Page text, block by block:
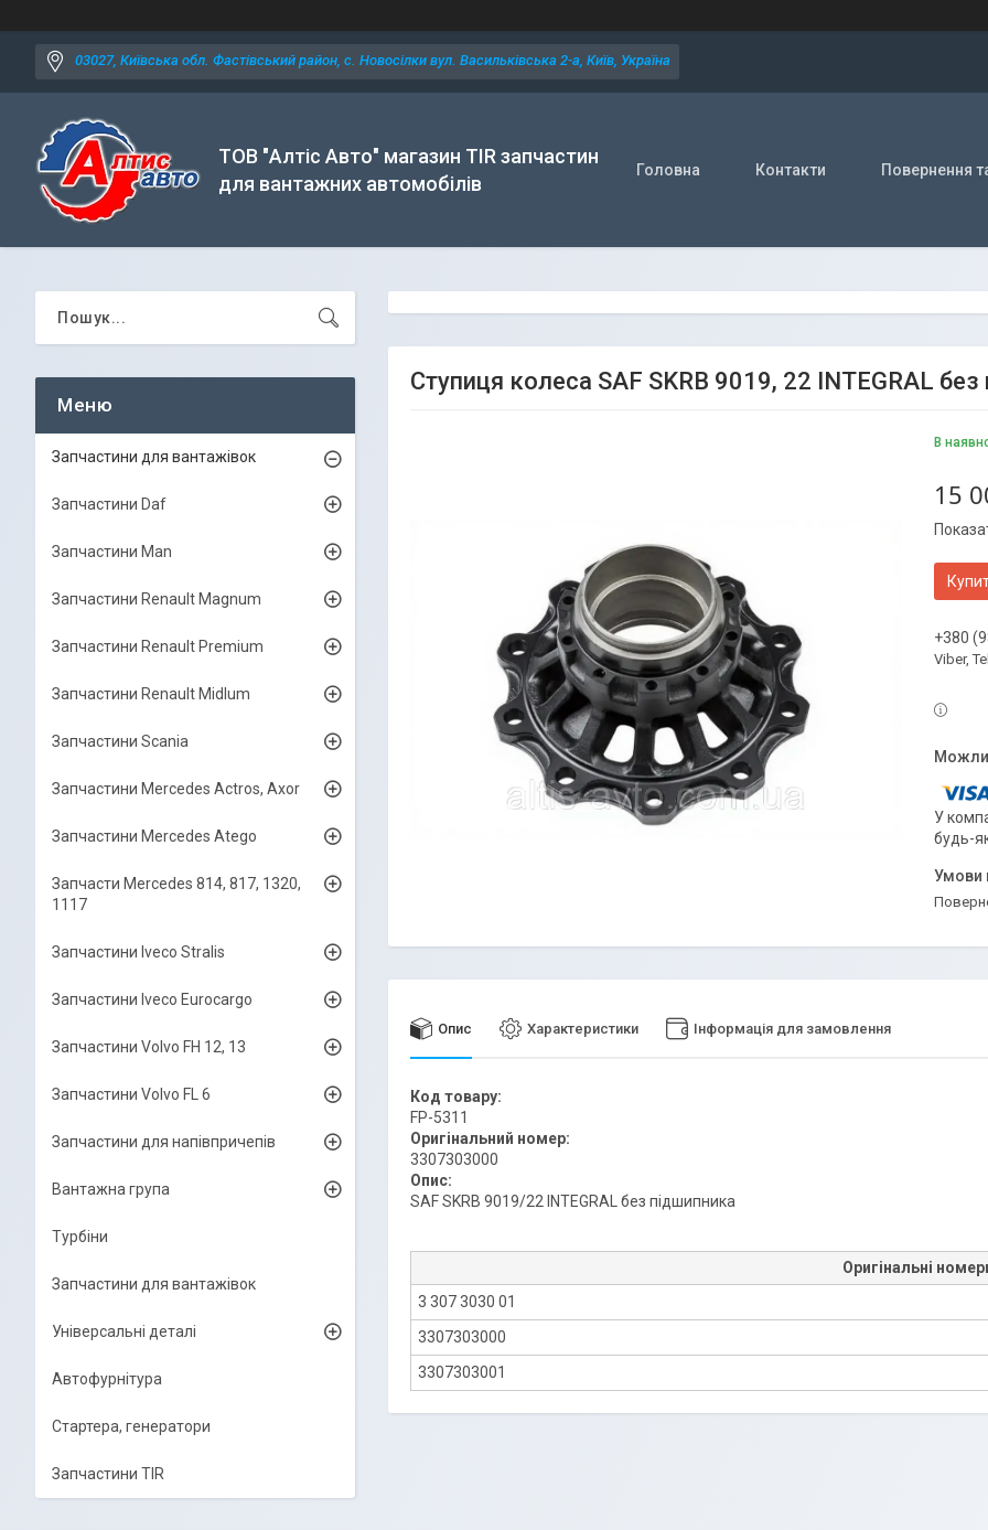
03027, Київська обл. Фастівський район, с. Новосілки вул. Васильківська 2-а, Київ, Україна
ТОВ "Алтіс Авто" магазин TIR запчастин
для вантажних автомобілів
Головна Контакти Повернення
Ступиця колеса SAF SKRB 9019, 22 INTEGRAL
В
15
+380
Viber,
У
будь-
Опис Характеристики Інформація для замовлення
Код товару:
FP-5311
Оригінальний номер:
3307303000
Опис:
SAF SKRB 9019/22 INTEGRAL без підшипника
Оригінальні
3 307 3030 01
3307303000
3307303001
Запчастини для вантажівок
Запчастини Daf
Запчастини Man
Запчастини Renault Magnum
Запчастини Renault Premium
Запчастини Renault Midlum
Запчастини Scania
Запчастини Mercedes Actros, Axor
Запчастини Mercedes Atego
Запчасти Mercedes 814, 817, 1320,
1117
Запчастини Iveco Stralis
Запчастини Iveco Eurocargo
Запчастини Volvo FH 12, 13
Запчастини Volvo FL 6
Запчастини для напівпричепів
Вантажна група
Турбіни
Запчастини для вантажівок
Універсальні деталі
Автофурнітура
Стартера, генератори
Запчастини TIR